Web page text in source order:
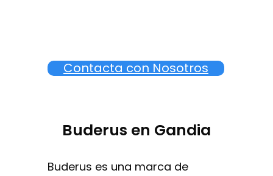
Contacta con Nosotros
Buderus en Gandia
Buderus es una marca de